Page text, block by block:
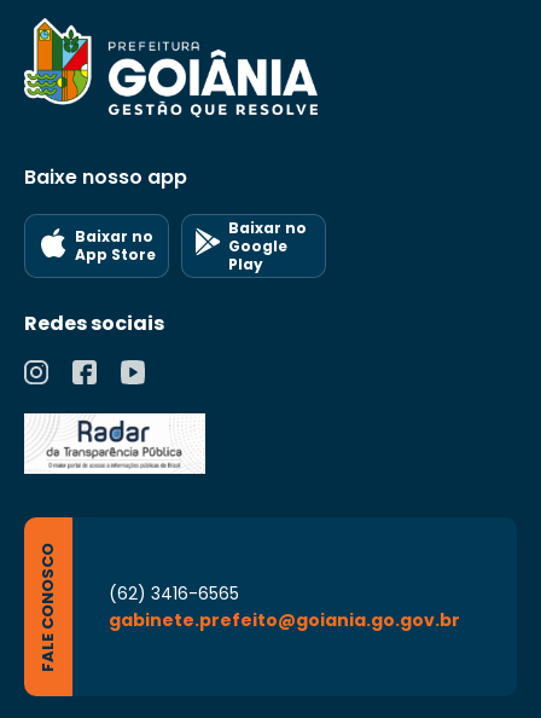
Baixe nosso app
Baixar no
App Store
Baixar no
Google
Play
Redes sociais
FALE CONOSCO
(62) 3416-6565
gabinete.prefeito@goiania.go.gov.br